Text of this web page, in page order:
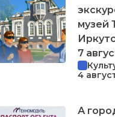
музей
7
4
А